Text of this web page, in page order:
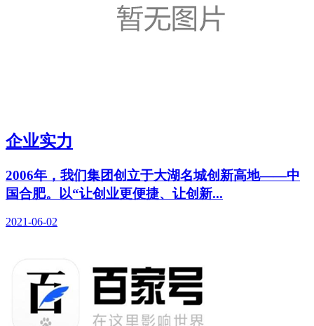
企业实力
2006年，我们集团创立于大湖名城创新高地——中
国合肥。以“让创业更便捷、让创新...
2021-06-02